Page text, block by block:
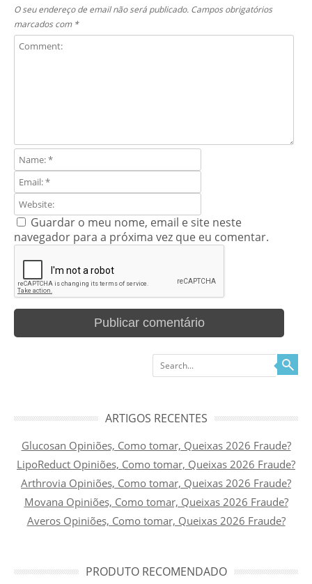
O seu endereço de email não será publicado. Campos obrigatórios
marcados com *
Guardar o meu nome, email e site neste
navegador para a próxima vez que eu comentar.
Search
ARTIGOS RECENTES
Glucosan Opiniões, Como tomar, Queixas 2026 Fraude?
LipoReduct Opiniões, Como tomar, Queixas 2026 Fraude?
Arthrovia Opiniões, Como tomar, Queixas 2026 Fraude?
Movana Opiniões, Como tomar, Queixas 2026 Fraude?
Averos Opiniões, Como tomar, Queixas 2026 Fraude?
PRODUTO RECOMENDADO